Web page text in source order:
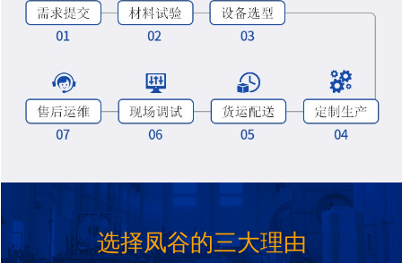
选择凤谷的三大理由